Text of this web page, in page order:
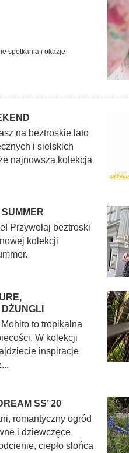
spotkania i okazje
na beztroskie lato
i sielskich
najnowsza kolekcja
Przywołaj beztroski
kolekcji
to tropikalna
W kolekcji
inspiracje
SS’ 20
romantyczny ogród
i dziewczęce
ciepło słońca